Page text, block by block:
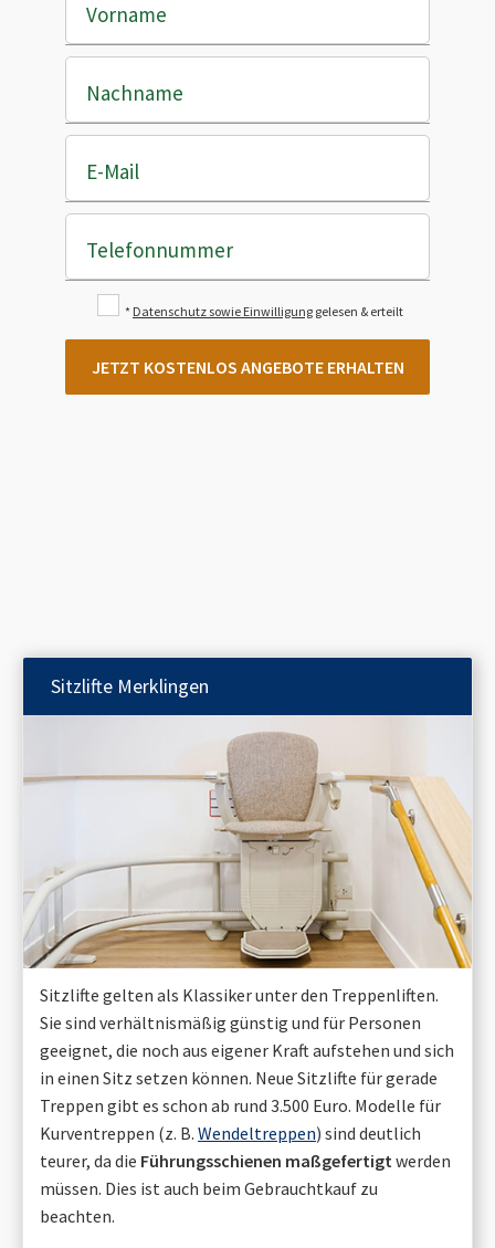
Vorname
Nachname
E-Mail
Telefonnummer
* Datenschutz sowie Einwilligung gelesen & erteilt
JETZT KOSTENLOS ANGEBOTE ERHALTEN
Sitzlifte Merklingen
Sitzlifte gelten als Klassiker unter den Treppenliften.
Sie sind verhältnismäßig günstig und für Personen
geeignet, die noch aus eigener Kraft aufstehen und sich
in einen Sitz setzen können. Neue Sitzlifte für gerade
Treppen gibt es schon ab rund 3.500 Euro. Modelle für
Kurventreppen (z. B. Wendeltreppen) sind deutlich
teurer, da die Führungsschienen maßgefertigt werden
müssen. Dies ist auch beim Gebrauchtkauf zu
beachten.